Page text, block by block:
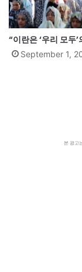
“이란은 ‘우리 모두
September 1,
본 광고